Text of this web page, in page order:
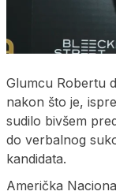
Glumcu Robertu
nakon što je,
sudilo bivšem
do verbalnog
kandidata.
Američka